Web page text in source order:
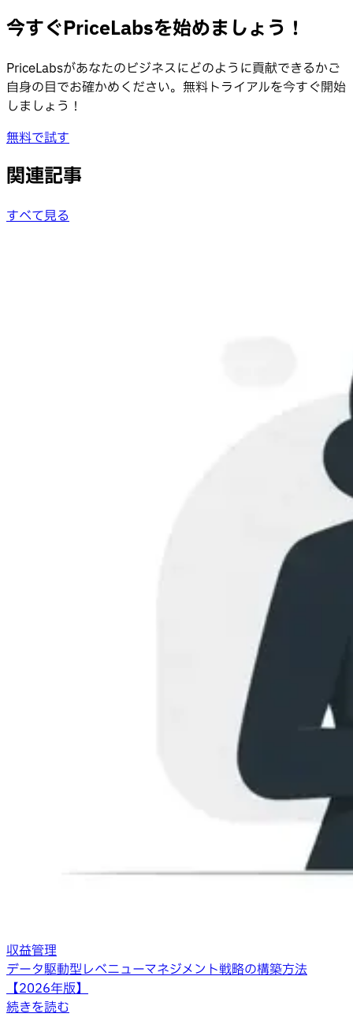
今すぐPriceLabsを始めましょう！
PriceLabsがあなたのビジネスにどのように貢献できるかご
自身の目でお確かめください。無料トライアルを今すぐ開始
しましょう！
無料で試す
関連記事
すべて見る
収益管理
データ駆動型レベニューマネジメント戦略の構築方法
【2026年版】
続きを読む